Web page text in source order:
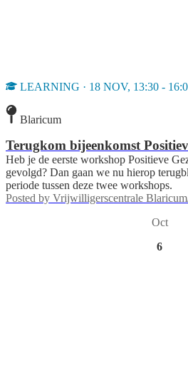
LEARNING · 18 NOV, 13:30 -
Blaricum
Terugkom bijeenkomst
Heb je de eerste workshop Positieve
gevolgd? Dan gaan we nu hierop
periode tussen deze twee workshops.
Posted by Vrijwilligerscentrale
Oct
6